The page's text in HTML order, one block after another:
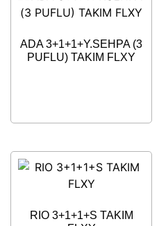
ADA 3+1+1+Y.SEHPA (3
PUFLU) TAKIM FLXY
RIO 3+1+1+S TAKIM